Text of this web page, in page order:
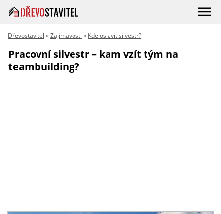
Dřevostavitel »Zajímavosti » Kde oslavit silvestr?
Pracovní silvestr – kam vzít tým na
teambuilding?